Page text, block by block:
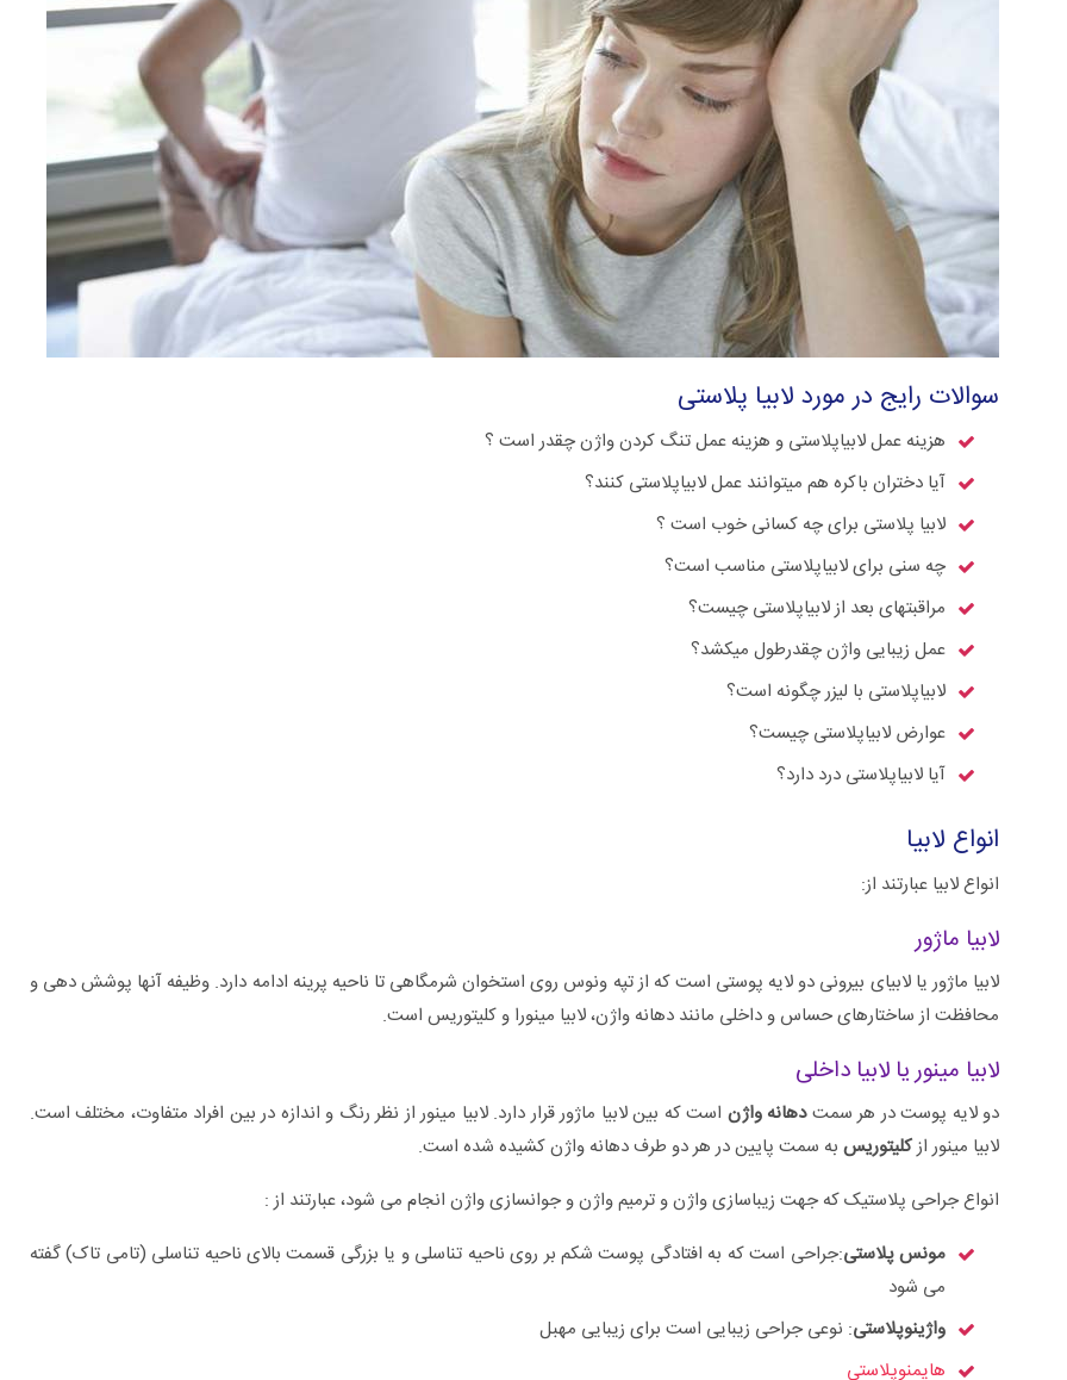
سوالات رایج در مورد لابیا پلاستی
هزینه عمل لابیاپلاستی و هزینه عمل تنگ کردن واژن چقدر است ؟
آیا دختران باکره هم میتوانند عمل لابیاپلاستی کنند؟
لابیا پلاستی برای چه کسانی خوب است ؟
چه سنی برای لابیاپلاستی مناسب است؟
مراقبتهای بعد از لابیاپلاستی چیست؟
عمل زیبایی واژن چقدرطول میکشد؟
لابیاپلاستی با لیزر چگونه است؟
عوارض لابیاپلاستی چیست؟
آیا لابیاپلاستی درد دارد؟
انواع لابیا
انواع لابیا عبارتند از:
لابیا ماژور
لابیا ماژور یا لابیای بیرونی دو لایه پوستی است که از تپه ونوس روی استخوان شرمگاهی تا ناحیه پرینه ادامه دارد. وظیفه آنها پوشش دهی و
محافظت از ساختارهای حساس و داخلی مانند دهانه واژن، لابیا مینورا و کلیتوریس است.
لابیا مینور یا لابیا داخلی
دو لایه پوست در هر سمتدهانه واژن است که بین لابیا ماژور قرار دارد. لابیا مینور از نظر رنگ و اندازه در بین افراد متفاوت، مختلف است.
لابیا مینور ازکلیتوریس به سمت پایین در هر دو طرف دهانه واژن کشیده شده است.
انواع جراحی پلاستیک که جهت زیباسازی واژن و ترمیم واژن و جوانسازی واژن انجام می شود، عبارتند از :
مونس پلاستی:جراحی است که به افتادگی پوست شکم بر روی ناحیه تناسلی و یا بزرگی قسمت بالای ناحیه تناسلی (تامی تاک) گفته
می شود
واژینوپلاستی: نوعی جراحی زیبایی است برای زیبایی مهبل
هایمنوپلاستی